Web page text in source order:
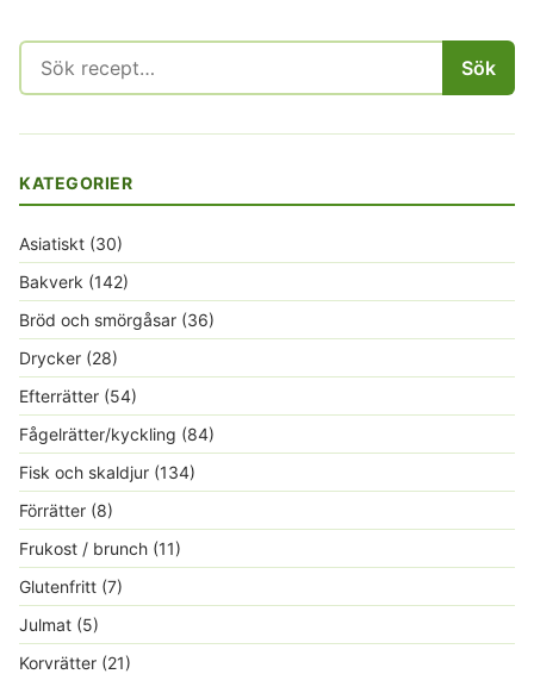
Sök
efter:
Sök
KATEGORIER
Asiatiskt (30)
Bakverk (142)
Bröd och smörgåsar (36)
Drycker (28)
Efterrätter (54)
Fågelrätter/kyckling (84)
Fisk och skaldjur (134)
Förrätter (8)
Frukost / brunch (11)
Glutenfritt (7)
Julmat (5)
Korvrätter (21)